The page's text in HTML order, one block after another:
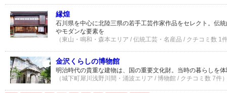
縁煌
石川県を中心に北陸三県の若手工芸作家作品をセレクト。伝
やモダンな要素を
（東山・鳴和・森本エリア / 伝統工芸・名産品 / クチコミ数 1
金沢くらしの博物館
明治時代の貴重な建物は、国の重要文化財。当時の暮らしを
（城下町犀川浅野川間・涌波エリア / 博物館 / クチコミ数 7件